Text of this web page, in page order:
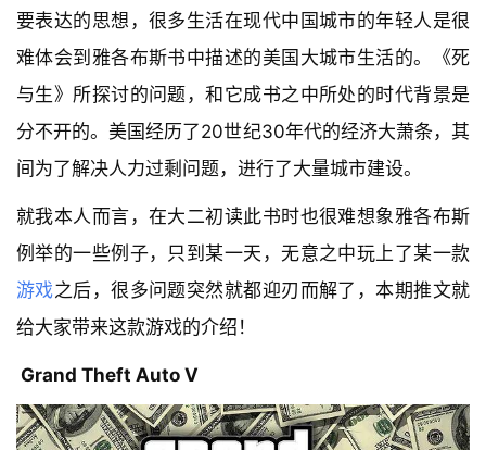
要表达的思想，很多生活在现代中国城市的年轻人是很
难体会到雅各布斯书中描述的美国大城市生活的。《死
与生》所探讨的问题，和它成书之中所处的时代背景是
分不开的。美国经历了20世纪30年代的经济大萧条，其
间为了解决人力过剩问题，进行了大量城市建设。
就我本人而言，在大二初读此书时也很难想象雅各布斯
例举的一些例子，只到某一天，无意之中玩上了某一款
游戏之后，很多问题突然就都迎刃而解了，本期推文就
给大家带来这款游戏的介绍！
Grand Theft Auto V